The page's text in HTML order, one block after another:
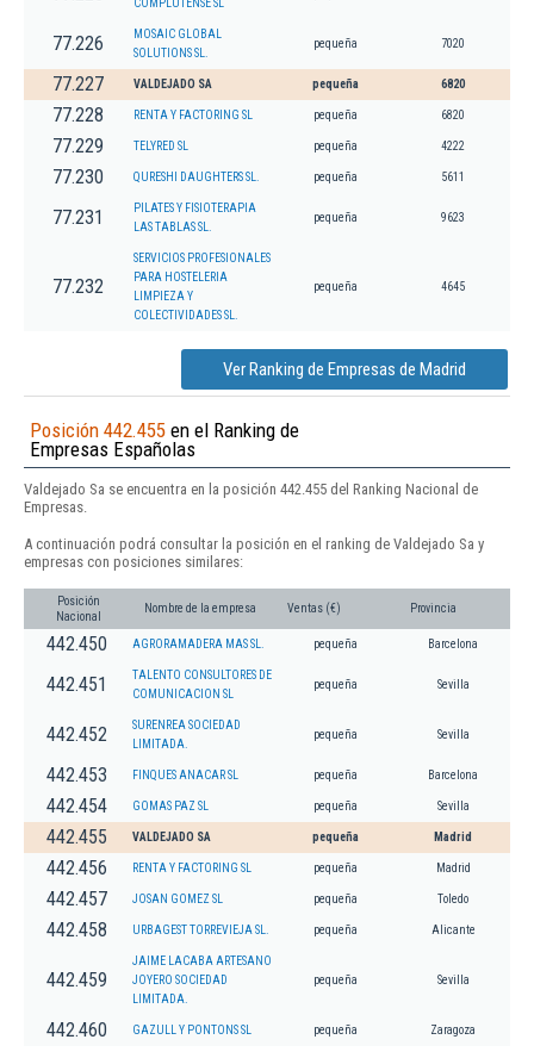
COMPLUTENSE SL
77.226
MOSAIC GLOBAL
SOLUTIONS SL.
pequeña 7020
77.227 VALDEJADO SA pequeña 6820
77.228 RENTA Y FACTORING SL pequeña 6820
77.229 TELYRED SL pequeña 4222
77.230 QURESHI DAUGHTERS SL. pequeña 5611
77.231
PILATES Y FISIOTERAPIA
LAS TABLAS SL.
pequeña 9623
77.232
SERVICIOS PROFESIONALES
PARA HOSTELERIA
LIMPIEZA Y
COLECTIVIDADES SL.
pequeña 4645
Ver Ranking de Empresas de Madrid
Posición 442.455 en el Ranking de
Empresas Españolas
Valdejado Sa se encuentra en la posición 442.455 del Ranking Nacional de
Empresas.
A continuación podrá consultar la posición en el ranking de Valdejado Sa y
empresas con posiciones similares:
Posición
Nacional
Nombre de la empresa Ventas (€) Provincia
442.450 AGRORAMADERA MAS SL. pequeña Barcelona
442.451
TALENTO CONSULTORES DE
COMUNICACION SL
pequeña Sevilla
442.452
SURENREA SOCIEDAD
LIMITADA.
pequeña Sevilla
442.453 FINQUES ANACAR SL pequeña Barcelona
442.454 GOMAS PAZ SL pequeña Sevilla
442.455 VALDEJADO SA pequeña Madrid
442.456 RENTA Y FACTORING SL pequeña Madrid
442.457 JOSAN GOMEZ SL pequeña Toledo
442.458 URBAGEST TORREVIEJA SL. pequeña Alicante
442.459
JAIME LACABA ARTESANO
JOYERO SOCIEDAD
LIMITADA.
pequeña Sevilla
442.460 GAZULL Y PONTONS SL pequeña Zaragoza